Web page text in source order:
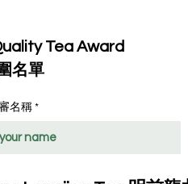
Tea Award
名單
名稱